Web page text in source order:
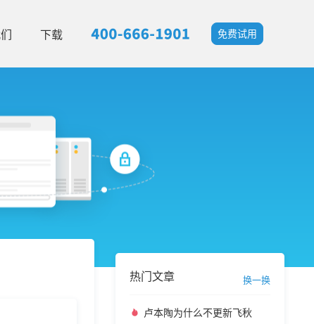
下载 免费试用
热门文章 换一换
卢本陶为什么不更新飞秋